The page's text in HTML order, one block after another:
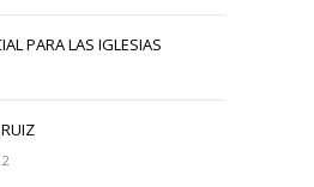
PARA LAS IGLESIAS